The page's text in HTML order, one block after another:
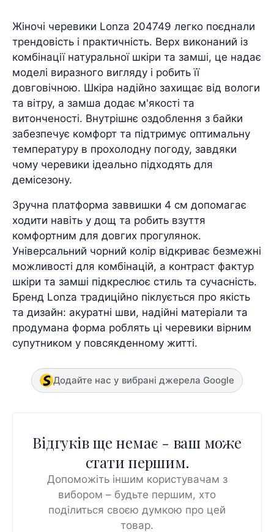
Жіночі черевики Lonza 204749 легко поєднали
трендовість і практичність. Верх виконаний із
комбінації натуральної шкіри та замші, це надає
моделі виразного вигляду і робить її
довговічною. Шкіра надійно захищає від вологи
та вітру, а замша додає м'якості та
витонченості. Внутрішнє оздоблення з байки
забезпечує комфорт та підтримує оптимальну
температуру в прохолодну погоду, завдяки
чому черевики ідеально підходять для
демісезону.
Зручна платформа заввишки 4 см допомагає
ходити навіть у дощ та робить взуття
комфортним для довгих прогулянок.
Універсальний чорний колір відкриває безмежні
можливості для комбінацій, а контраст фактур
шкіри та замші підкреслює стиль та сучасність.
Бренд Lonza традиційно піклується про якість
та дизайн: акуратні шви, надійні матеріали та
продумана форма роблять ці черевики вірним
супутником у повсякденному житті.
Додайте нас у вибрані джерела Google
Відгуків ще немає - ваш може
стати першим.
Допоможіть іншим користувачам з
вибором – будьте першим, хто
поділиться своєю думкою про цей
товар.